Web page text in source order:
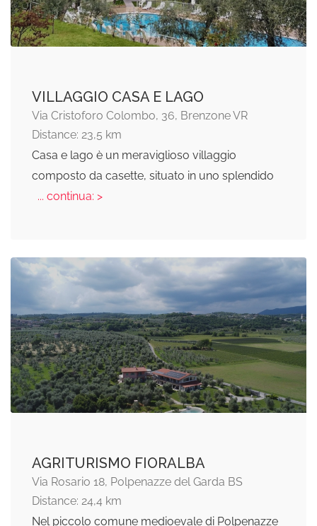
VILLAGGIO CASA E LAGO
Via Cristoforo Colombo, 36, Brenzone VR
Distance: 23,5 km
Casa e lago è un meraviglioso villaggio
composto da casette, situato in uno splendido
... continua: >
AGRITURISMO FIORALBA
Via Rosario 18, Polpenazze del Garda BS
Distance: 24,4 km
Nel piccolo comune medioevale di Polpenazze